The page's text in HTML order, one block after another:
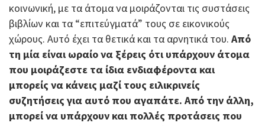
κοινωνική, με τα άτομα να μοιράζονται τις συστάσεις
βιβλίων και τα “επιτεύγματά” τους σε εικονικούς
χώρους. Αυτό έχει τα θετικά και τα αρνητικά του. Από
τη μία είναι ωραίο να ξέρεις ότι υπάρχουν άτομα
που μοιράζεστε τα ίδια ενδιαφέροντα και
μπορείς να κάνεις μαζί τους ειλικρινείς
συζητήσεις για αυτό που αγαπάτε. Από την άλλη,
μπορεί να υπάρχουν και πολλές προτάσεις που